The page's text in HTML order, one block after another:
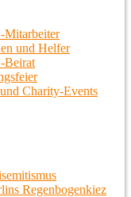
und Helfer
Charity-Events
Regenbogenkiez